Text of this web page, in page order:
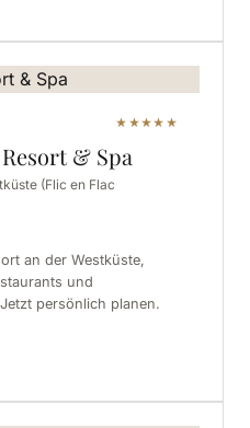
★★★★★
& Spa
(Flic en Flac
an der Westküste,
und
persönlich planen.